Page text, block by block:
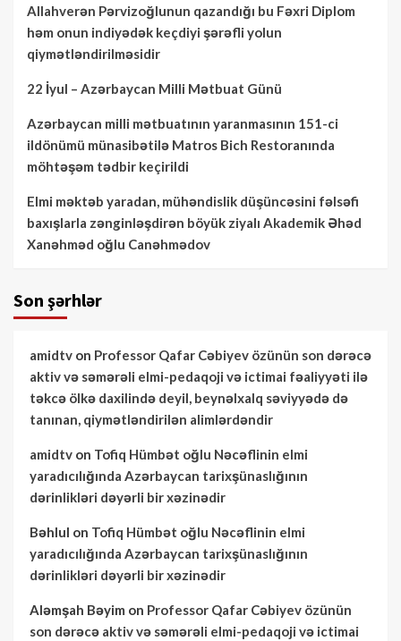
Allahverən Pərvizoğlunun qazandığı bu Fəxri Diplom
həm onun indiyədək keçdiyi şərəfli yolun
qiymətləndirilməsidir
22 İyul – Azərbaycan Milli Mətbuat Günü
Azərbaycan milli mətbuatının yaranmasının 151-ci
ildönümü münasibətilə Matros Bich Restoranında
möhtəşəm tədbir keçirildi
Elmi məktəb yaradan, mühəndislik düşüncəsini fəlsəfi
baxışlarla zənginləşdirən böyük ziyalı Akademik Əhəd
Xanəhməd oğlu Canəhmədov
Son şərhlər
amidtv on Professor Qafar Cəbiyev özünün son dərəcə
aktiv və səmərəli elmi-pedaqoji və ictimai fəaliyyəti ilə
təkcə ölkə daxilində deyil, beynəlxalq səviyyədə də
tanınan, qiymətləndirilən alimlərdəndir
amidtv on Tofiq Hümbət oğlu Nəcəflinin elmi
yaradıcılığında Azərbaycan tarixşünaslığının
dərinlikləri dəyərli bir xəzinədir
Bəhlul on Tofiq Hümbət oğlu Nəcəflinin elmi
yaradıcılığında Azərbaycan tarixşünaslığının
dərinlikləri dəyərli bir xəzinədir
Aləmşah Bəyim on Professor Qafar Cəbiyev özünün
son dərəcə aktiv və səmərəli elmi-pedaqoji və ictimai